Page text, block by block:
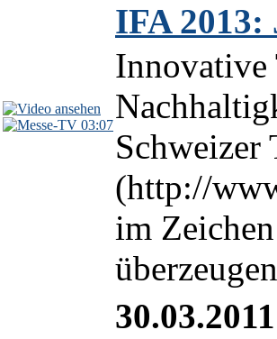
03:07
IFA 2013:
Innovative
Schweizer
(http://
im
30.03.2011